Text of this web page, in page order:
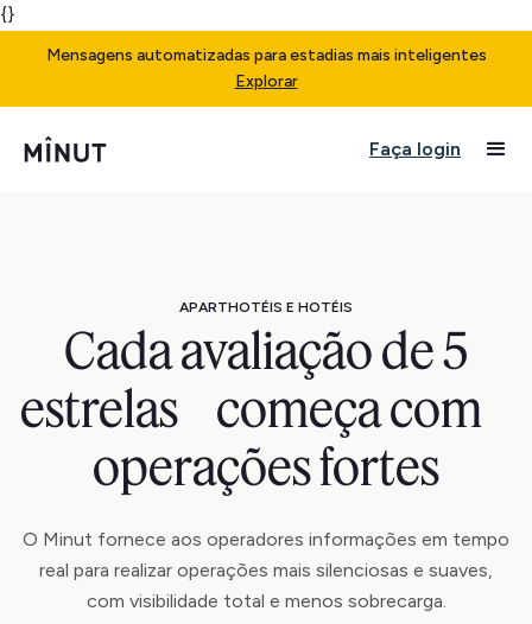
{}
Mensagens automatizadas para estadias mais inteligentes
Explorar
Faça login
APARTHOTÉIS E HOTÉIS
Cada avaliação de 5
estrelas começa com
operações fortes
O Minut fornece aos operadores informações em tempo
real para realizar operações mais silenciosas e suaves,
com visibilidade total e menos sobrecarga.